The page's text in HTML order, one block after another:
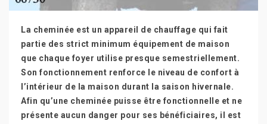
La cheminée est un appareil de chauffage qui fait
partie des strict minimum équipement de maison
que chaque foyer utilise presque semestriellement.
Son fonctionnement renforce le niveau de confort à
l’intérieur de la maison durant la saison hivernale.
Afin qu’une cheminée puisse être fonctionnelle et ne
présente aucun danger pour ses bénéficiaires, il est